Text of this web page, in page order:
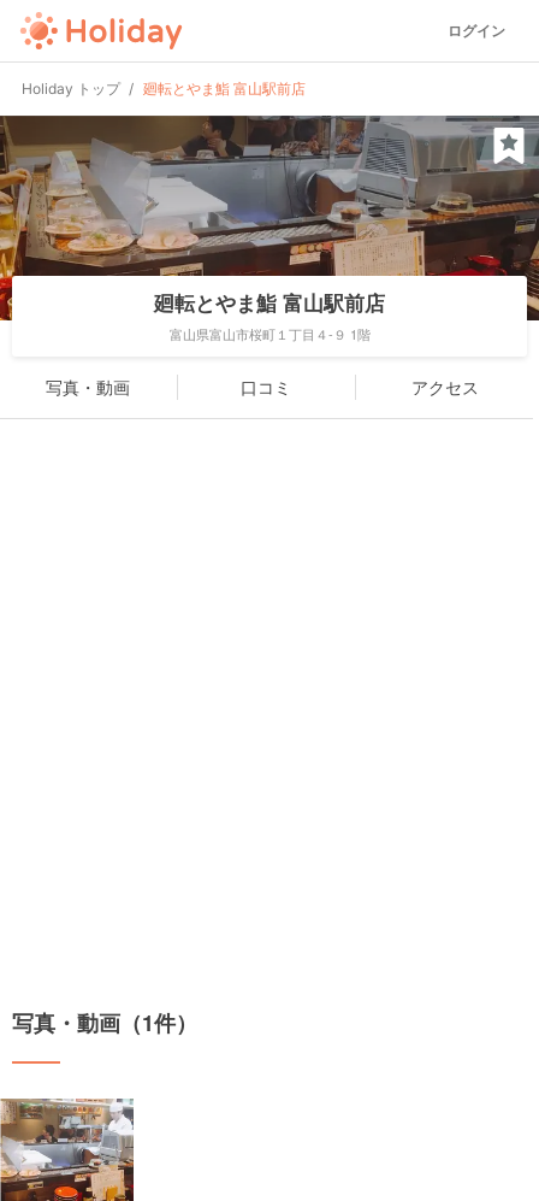
ログイン
Holiday トップ 廻転とやま鮨 富山駅前店
廻転とやま鮨 富山駅前店
富山県富山市桜町１丁目４-９ 1階
写真・動画 口コミ アクセス
写真・動画（1件）